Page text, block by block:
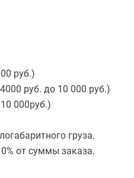
руб.)
руб. до 10 000 руб.)
000руб.)
груза.
от суммы заказа.